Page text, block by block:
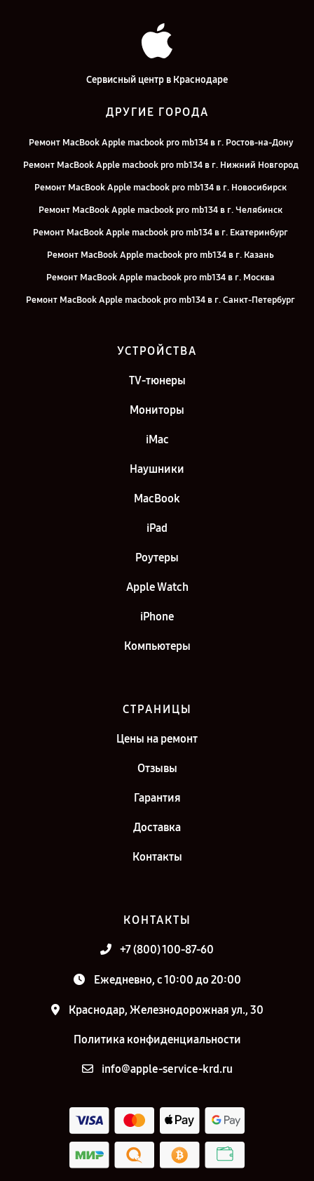
Сервисный центр в Краснодаре
ДРУГИЕ ГОРОДА
Ремонт MacBook Apple macbook pro mb134 в г. Ростов-на-Дону
Ремонт MacBook Apple macbook pro mb134 в г. Нижний Новгород
Ремонт MacBook Apple macbook pro mb134 в г. Новосибирск
Ремонт MacBook Apple macbook pro mb134 в г. Челябинск
Ремонт MacBook Apple macbook pro mb134 в г. Екатеринбург
Ремонт MacBook Apple macbook pro mb134 в г. Казань
Ремонт MacBook Apple macbook pro mb134 в г. Москва
Ремонт MacBook Apple macbook pro mb134 в г. Санкт-Петербург
УСТРОЙСТВА
TV-тюнеры
Мониторы
iMac
Наушники
MacBook
iPad
Роутеры
Apple Watch
iPhone
Компьютеры
СТРАНИЦЫ
Цены на ремонт
Отзывы
Гарантия
Доставка
Контакты
КОНТАКТЫ
+7 (800) 100-87-60
Ежедневно, с 10:00 до 20:00
Краснодар, Железнодорожная ул., 30
Политика конфиденциальности
info@apple-service-krd.ru